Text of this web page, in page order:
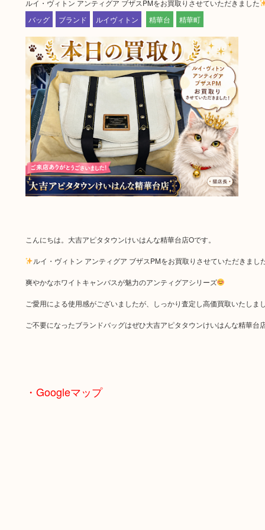
ルイ・ヴィトン アンティグア ブザスPMをお買取りさせていただきました
バッグ
ブランド ルイヴィトン 精華台 精華町
こんにちは。大吉アピタタウンけいはんな精華台店Oです。
ルイ・ヴィトン アンティグア ブザスPMをお買取りさせていただきまし
爽やかなホワイトキャンバスが魅力のアンティグアシリーズ
ご愛用による使用感がございましたが、しっかり査定し高価買取いたしま
ご不要になったブランドバッグはぜひ大吉アピタタウンけいはんな精華台
・Googleマップ